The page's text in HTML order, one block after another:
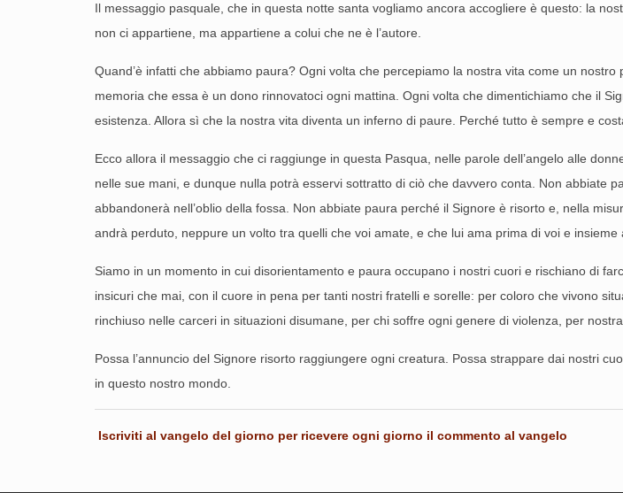
Il messaggio pasquale, che in questa notte santa vogliamo ancora accogliere è questo: la
non ci appartiene, ma appartiene a colui che ne è l’autore.
Quand’è infatti che abbiamo paura? Ogni volta che percepiamo la nostra vita come un
memoria che essa è un dono rinnovatoci ogni mattina. Ogni volta che dimentichiamo che il
esistenza. Allora sì che la nostra vita diventa un inferno di paure. Perché tutto è sempre e
Ecco allora il messaggio che ci raggiunge in questa Pasqua, nelle parole dell’angelo alle
nelle sue mani, e dunque nulla potrà esservi sottratto di ciò che davvero conta. Non abbiate
abbandonerà nell’oblio della fossa. Non abbiate paura perché il Signore è risorto e, nella
andrà perduto, neppure un volto tra quelli che voi amate, e che lui ama prima di voi e insieme
Siamo in un momento in cui disorientamento e paura occupano i nostri cuori e rischiano di
insicuri che mai, con il cuore in pena per tanti nostri fratelli e sorelle: per coloro che vivono
rinchiuso nelle carceri in situazioni disumane, per chi soffre ogni genere di violenza, per
Possa l’annuncio del Signore risorto raggiungere ogni creatura. Possa strappare dai nostri
in questo nostro mondo.
Iscriviti al vangelo del giorno per ricevere ogni giorno il commento al vangelo